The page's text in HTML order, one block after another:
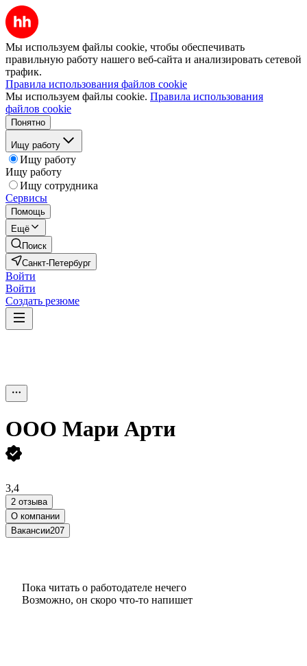
Мы используем файлы cookie, чтобы обеспечивать
правильную работу нашего веб-сайта и анализировать сетевой
трафик.
Правила использования файлов cookie
Мы используем файлы cookie. Правила использования
файлов cookie
Понятно
Ищу работу
Ищу работу
Ищу работу
Ищу сотрудника
Сервисы
Помощь
Ещё
Поиск
Санкт-Петербург
Войти
Войти
Создать резюме
ООО Мари Арти
3,4
2 отзыва
О компании
Вакансии207
Пока читать о работодателе нечего
Возможно, он скоро что‑то напишет